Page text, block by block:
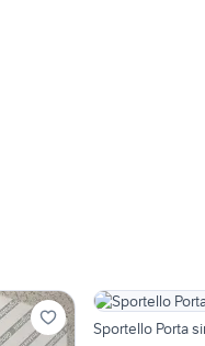
Sportello Porta